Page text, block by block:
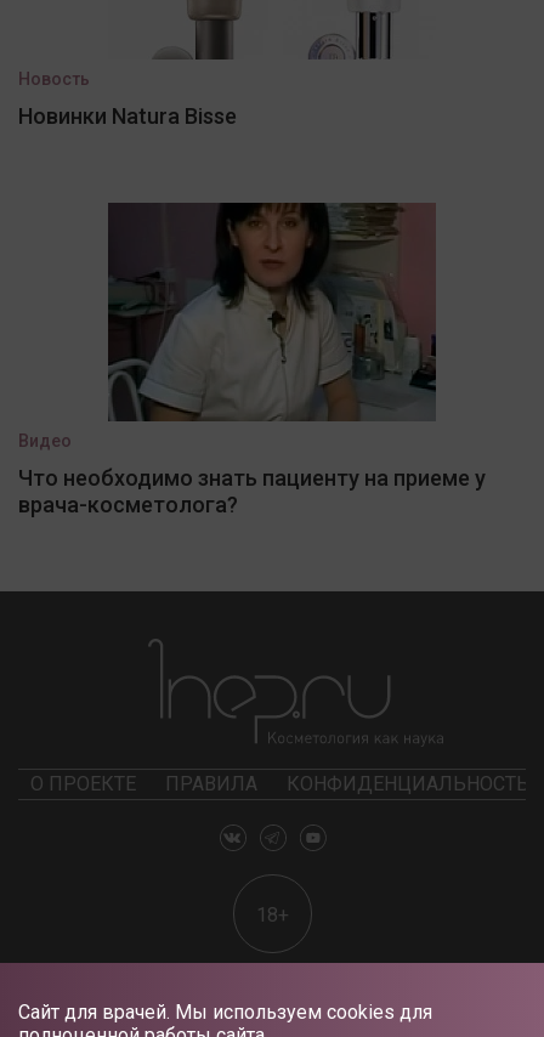
Сайт для врачей. Мы используем cookies для
Новость
Новинки Natura Bisse
Видео
Что необходимо знать пациенту на приеме у
врача-косметолога?
О ПРОЕКТЕ ПРАВИЛА КОНФИДЕНЦИАЛЬНОСТЬ
18+